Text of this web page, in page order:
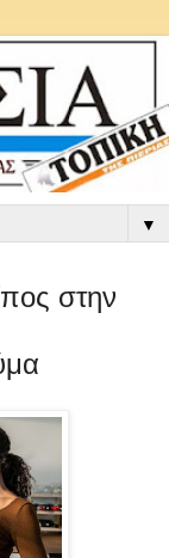
▼
στην